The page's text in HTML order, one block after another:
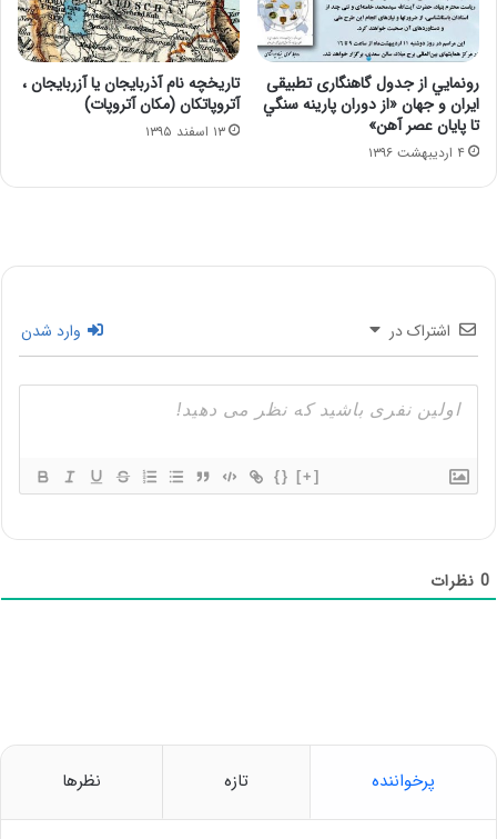
رونمايي از جدول گاهنگاری تطبيقی
ايران و جهان «از دوران پارينه سنگي
تا پايان عصر آهن»
۴ اردیبهشت ۱۳۹۶
تاریخچه نام آذربایجان یا آزربایجان ،
آتروپاتکان (مکان آتروپات)
۱۳ اسفند ۱۳۹۵
اشتراک در وارد شدن
{} [+]
0 نظرات
پرخواننده تازه نظرها